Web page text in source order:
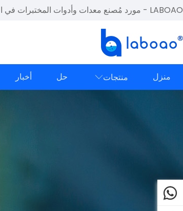
LABOAO - مورد مُصنع معدات وأدوات المختبرات في الصين
منزل منتجات حل أخبار
